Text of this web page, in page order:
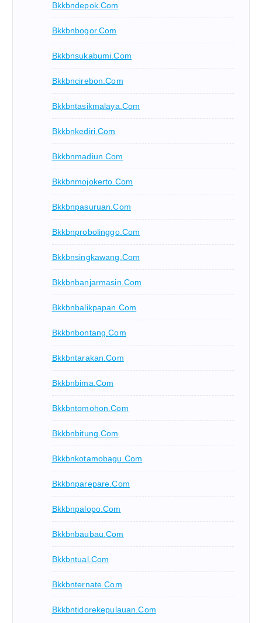
Bkkbndepok.com
Bkkbnbogor.com
Bkkbnsukabumi.com
Bkkbncirebon.com
Bkkbntasikmalaya.com
Bkkbnkediri.com
Bkkbnmadiun.com
Bkkbnmojokerto.com
Bkkbnpasuruan.com
Bkkbnprobolinggo.com
Bkkbnsingkawang.com
Bkkbnbanjarmasin.com
Bkkbnbalikpapan.com
Bkkbnbontang.com
Bkkbntarakan.com
Bkkbnbima.com
Bkkbntomohon.com
Bkkbnbitung.com
Bkkbnkotamobagu.com
Bkkbnparepare.com
Bkkbnpalopo.com
Bkkbnbaubau.com
Bkkbntual.com
Bkkbnternate.com
Bkkbntidorekepulauan.com